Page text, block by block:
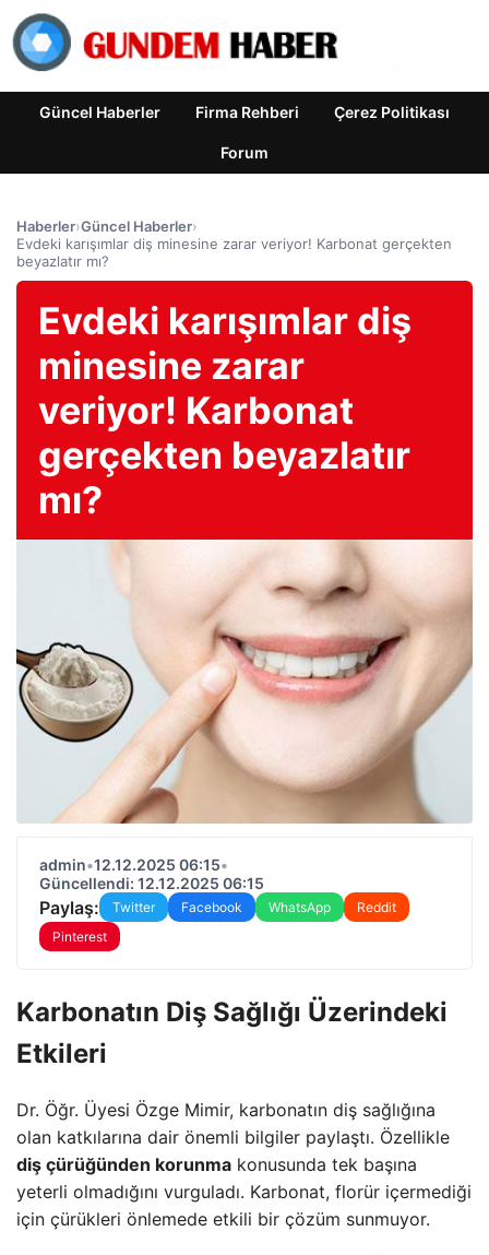
Güncel Haberler Firma Rehberi Çerez Politikası
Forum
Haberler›Güncel Haberler›
Evdeki karışımlar diş minesine zarar veriyor! Karbonat gerçekten
beyazlatır mı?
Evdeki karışımlar diş
minesine zarar
veriyor! Karbonat
gerçekten beyazlatır
mı?
admin•12.12.2025 06:15•
Güncellendi: 12.12.2025 06:15
Paylaş: Twitter Facebook WhatsApp
Reddit
Pinterest
Karbonatın Diş Sağlığı Üzerindeki
Etkileri
Dr. Öğr. Üyesi Özge Mimir, karbonatın diş sağlığına
olan katkılarına dair önemli bilgiler paylaştı. Özellikle
diş çürüğünden korunma konusunda tek başına
yeterli olmadığını vurguladı. Karbonat, florür içermediği
için çürükleri önlemede etkili bir çözüm sunmuyor.